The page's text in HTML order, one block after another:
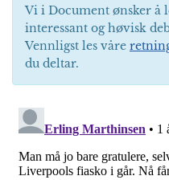
Vi i Document ønsker å
interessant og høvisk
Vennligst les våre
du deltar.